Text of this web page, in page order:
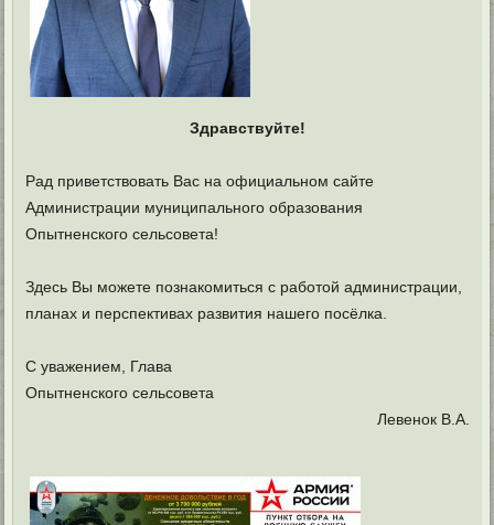
Здравствуйте!
Рад приветствовать Вас на официальном сайте
Администрации муниципального образования
Опытненского сельсовета!
Здесь Вы можете познакомиться с работой администрации,
планах и перспективах развития нашего посёлка.
С уважением, Глава
Опытненского сельсовета
Левенок В.А.